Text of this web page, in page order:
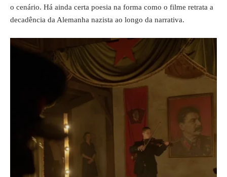
o cenário. Há ainda certa poesia na forma como o filme retrata a
decadência da Alemanha nazista ao longo da narrativa.